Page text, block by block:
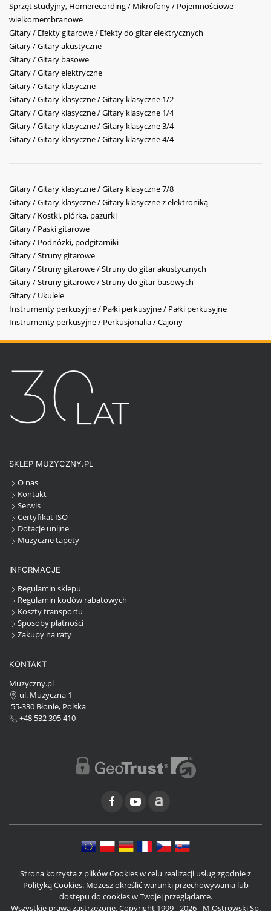
Sprzęt studyjny, Homerecording / Mikrofony / Pojemnościowe
wielkomembranowe
Gitary / Efekty gitarowe / Efekty do gitar elektrycznych
Gitary / Gitary akustyczne
Gitary / Gitary basowe
Gitary / Gitary elektryczne
Gitary / Gitary klasyczne
Gitary / Gitary klasyczne / Gitary klasyczne 1/2
Gitary / Gitary klasyczne / Gitary klasyczne 1/4
Gitary / Gitary klasyczne / Gitary klasyczne 3/4
Gitary / Gitary klasyczne / Gitary klasyczne 4/4
Gitary / Gitary klasyczne / Gitary klasyczne 7/8
Gitary / Gitary klasyczne / Gitary klasyczne z elektroniką
Gitary / Kostki, piórka, pazurki
Gitary / Paski gitarowe
Gitary / Podnóżki, podgitarniki
Gitary / Struny gitarowe
Gitary / Struny gitarowe / Struny do gitar akustycznych
Gitary / Struny gitarowe / Struny do gitar basowych
Gitary / Ukulele
Instrumenty perkusyjne / Pałki perkusyjne / Pałki perkusyjne
Instrumenty perkusyjne / Perkusjonalia / Cajony
SKLEP MUZYCZNY.PL
O nas
Kontakt
Serwis
Certyfikat ISO
Dotacje unijne
Muzyczne tapety
INFORMACJE
Regulamin sklepu
Regulamin kodów rabatowych
Koszty transportu
Sposoby płatności
Zakupy na raty
KONTAKT
Muzyczny.pl
ul. Muzyczna 1
55-330 Błonie, Polska
+48 532 395 410
Strona korzysta z plików Cookies w celu realizacji usług zgodnie z
Polityką Cookies. Możesz określić warunki przechowywania lub
dostępu do cookies w Twojej przeglądarce.
Wszystkie prawa zastrzeżone. Copyright 1999 - 2026 - M.Ostrowski Sp.